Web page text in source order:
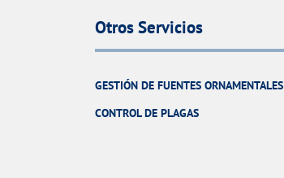
Otros Servicios
GESTIÓN DE FUENTES ORNAMENTALES
CONTROL DE PLAGAS